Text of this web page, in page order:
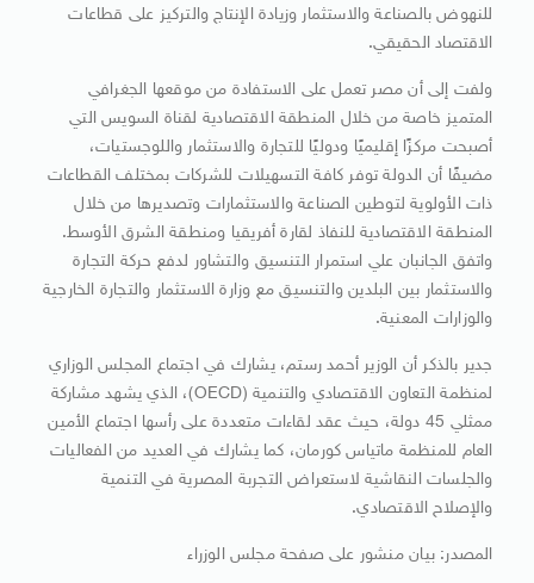
للنهوض بالصناعة والاستثمار وزيادة الإنتاج والتركيز على قطاعات
الاقتصاد الحقيقي.
ولفت إلى أن مصر تعمل على الاستفادة من موقعها الجغرافي
المتميز خاصة من خلال المنطقة الاقتصادية لقناة السويس التي
أصبحت مركزًا إقليميًا ودوليًا للتجارة والاستثمار واللوجستيات،
مضيفًا أن الدولة توفر كافة التسهيلات للشركات بمختلف القطاعات
ذات الأولوية لتوطين الصناعة والاستثمارات وتصديرها من خلال
المنطقة الاقتصادية للنفاذ لقارة أفريقيا ومنطقة الشرق الأوسط.
واتفق الجانبان علي استمرار التنسيق والتشاور لدفع حركة التجارة
والاستثمار بين البلدين والتنسيق مع وزارة الاستثمار والتجارة الخارجية
والوزارات المعنية.
جدير بالذكر أن الوزير أحمد رستم، يشارك في اجتماع المجلس الوزاري
لمنظمة التعاون الاقتصادي والتنمية (OECD)، الذي يشهد مشاركة
ممثلي 45 دولة، حيث عقد لقاءات متعددة على رأسها اجتماع الأمين
العام للمنظمة ماتياس كورمان، كما يشارك في العديد من الفعاليات
والجلسات النقاشية لاستعراض التجربة المصرية في التنمية
والإصلاح الاقتصادي.
المصدر: بيان منشور على صفحة مجلس الوزراء